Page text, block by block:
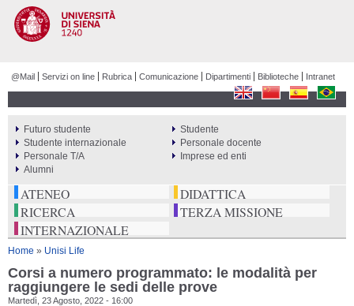
@Mail Servizi on line Rubrica Comunicazione Dipartimenti Biblioteche Intranet
ATENEO
DIDATTICA
RICERCA
TERZA MISSIONE
INTERNAZIONALE
PERCORSI
Futuro studente
Studente
Studente internazionale
Personale docente
Personale T/A
Imprese ed enti
Alumni
Tu sei qui
Home » Unisi Life
Corsi a numero programmato: le modalità per
raggiungere le sedi delle prove
Martedì, 23 Agosto, 2022 - 16:00